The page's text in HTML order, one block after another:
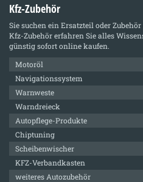
Kfz-Zubehör
Sie suchen ein Ersatzteil oder
Kfz-Zubehörerfahren Sie alles
günstig sofort online kaufen.
Motoröl
Navigationssystem
Warnweste
Warndreieck
Autopflege-Produkte
Chiptuning
Scheibenwischer
KFZ-Verbandkasten
weiteres Autozubehör